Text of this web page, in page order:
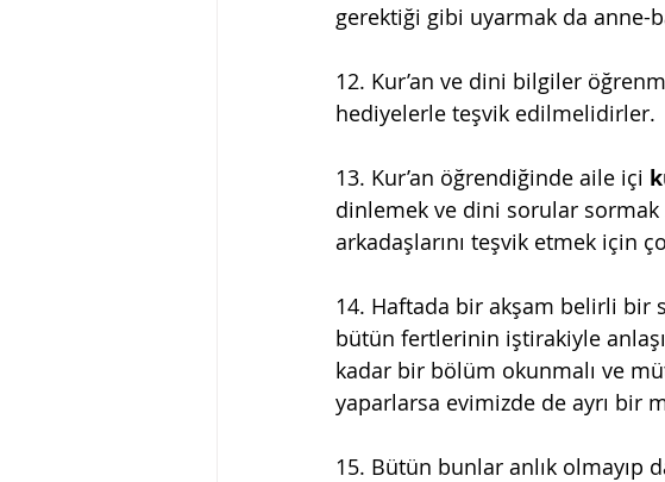
gerektiği gibi uyarmak da anne-
12. Kur’an ve dini bilgiler
hediyelerle teşvik edilmelidirler.
13. Kur’an öğrendiğinde aile içi
dinlemek ve dini sorular
arkadaşlarını teşvik etmek için
14. Haftada bir akşam belirli bir
bütün fertlerinin iştirakiyle
kadar bir bölüm okunmalı ve
yaparlarsa evimizde de ayrı bir
15. Bütün bunlar anlık olmayıp